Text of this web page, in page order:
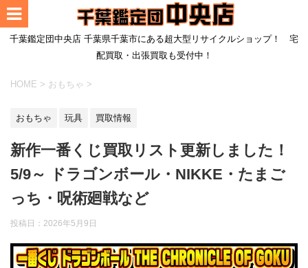
千葉鑑定団中央店 千葉県千葉市にある超大型リサイクルショップ！ 宅
配買取・出張買取も受付中！
HOME > おもちゃ >
おもちゃ 玩具 買取情報
新作一番くじ買取リスト更新しました！
5/9～ ドラゴンボール・NIKKE・たまご
っち・呪術廻戦など
投稿日： 2026年5月9日